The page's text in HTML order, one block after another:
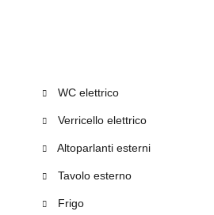
WC elettrico
Verricello elettrico
Altoparlanti esterni
Tavolo esterno
Frigo